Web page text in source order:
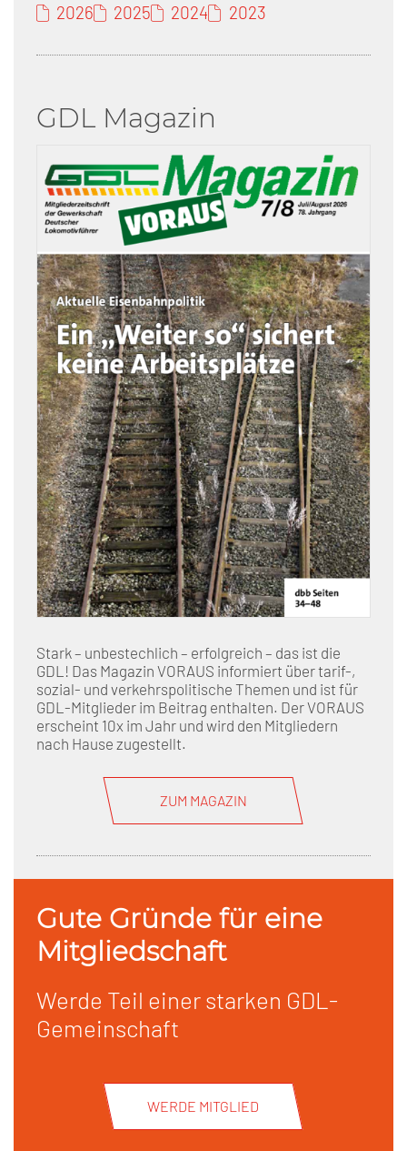
2026 2025 2024 2023
GDL Magazin
Stark – unbestechlich – erfolgreich – das ist die
GDL! Das Magazin VORAUS informiert über tarif-,
sozial- und verkehrspolitische Themen und ist für
GDL-Mitglieder im Beitrag enthalten. Der VORAUS
erscheint 10x im Jahr und wird den Mitgliedern
nach Hause zugestellt.
ZUM MAGAZIN
Gute Gründe für eine
Mitgliedschaft
Werde Teil einer starken GDL-
Gemeinschaft
WERDE MITGLIED